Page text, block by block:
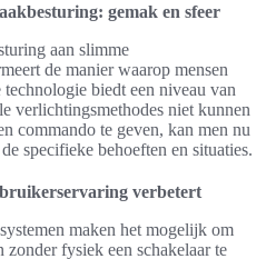
gemak en sfeer
aan slimme
de manier waarop mensen
biedt een niveau van
verlichtingsmethodes niet kunnen
commando te geven, kan men nu
specifieke behoeften en situaties.
verbetert
maken het mogelijk om
fysiek een schakelaar te